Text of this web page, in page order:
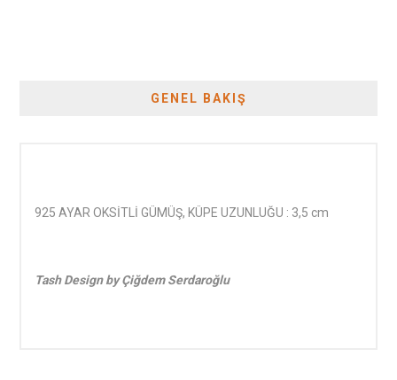
GENEL BAKIŞ
925 AYAR OKSİTLİ GÜMÜŞ, KÜPE UZUNLUĞU : 3,5 cm
Tash Design by Çiğdem Serdaroğlu